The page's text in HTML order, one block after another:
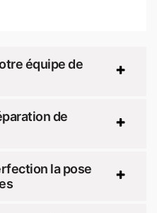
équipe de
de
la pose